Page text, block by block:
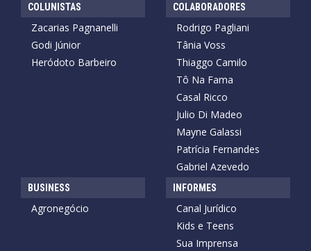
COLUNISTAS
Zacarias Pagnanelli
Godi Júnior
Heródoto Barbeiro
COLABORADORES
Rodrigo Pagliani
Tânia Voss
Thiaggo Camilo
Tô Na Fama
Casal Ricco
Julio Di Madeo
Mayne Galassi
Patrícia Fernandes
Gabriel Azevedo
BUSINESS
Agronegócio
INFORMES
Canal Jurídico
Kids e Teens
Sua Imprensa